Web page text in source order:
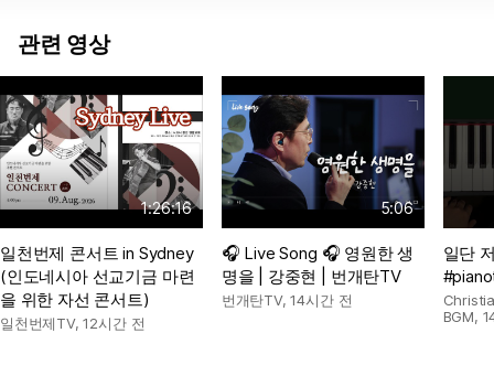
관련 영상
1:26:16
일천번제 콘서트 in Sydney
(인도네시아 선교기금 마련
을 위한 자선 콘서트)
일천번제TV,12시간 전
5:06
🎧 Live Song 🎧 영원한 생
명을 | 강중현 | 번개탄TV
번개탄TV,14시간 전
일단
BGM,